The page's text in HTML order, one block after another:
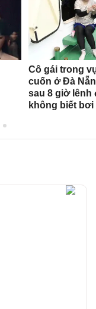
Cô gái trong
cuốn ở Đà
sau 8 giờ lênh
không biết bơi